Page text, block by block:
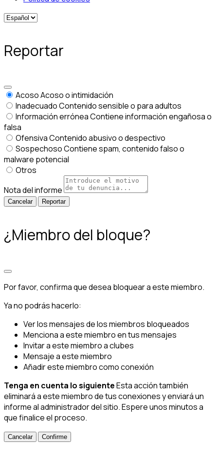
Reportar
AcosoAcoso o intimidación
InadecuadoContenido sensible o para adultos
Información erróneaContiene información engañosa o
falsa
OfensivaContenido abusivo o despectivo
SospechosoContiene spam, contenido falso o
malware potencial
Otros
Nota del informe
Reportar
¿Miembro del bloque?
Por favor, confirma que desea bloquear a este miembro.
Ya no podrás hacerlo:
Ver los mensajes de los miembros bloqueados
Menciona a este miembro en tus mensajes
Invitar a este miembro a clubes
Mensaje a este miembro
Añadir este miembro como conexión
Tenga en cuenta lo siguienteEsta acción también
eliminará a este miembro de tus conexiones y enviará un
informe al administrador del sitio. Espere unos minutos a
que finalice el proceso.
Confirme